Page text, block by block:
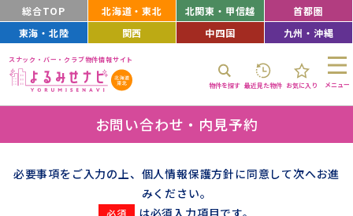
総合TOP 北海道・東北 北関東・甲信越
首都圏
東海・北陸
関西 中四国 九州・沖縄
スナック・バー・クラブ物件情報サイト
物件を探す 最近見た物件 お気に入り メニュー
お問い合わせ・内見予約
必要事項をご入力の上、個人情報保護方針に同意して次へお進
みください。
は必須入力項目です。